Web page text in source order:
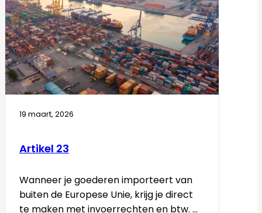
19 maart, 2026
Artikel 23
Wanneer je goederen importeert van
buiten de Europese Unie, krijg je direct
te maken met invoerrechten en btw. ...